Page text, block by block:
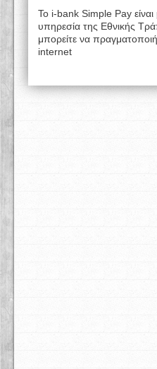
Το i-bank Simple Pay είναι
υπηρεσία της Εθνικής
μπορείτε να
internet